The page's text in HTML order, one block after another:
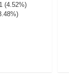
(4.52%)